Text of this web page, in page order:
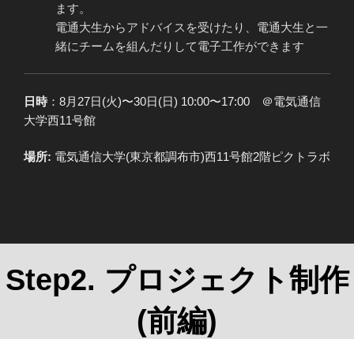
ます。
電通大生からアドバイスを受けたり、電通大生と一
緒にチームを組んだりして電子工作ができます
日時：8月27日(火)〜30日(日) 10:00〜17:00 ＠電気通信
大学西11号館
場所: 電気通信大学(東京都調布市)西11号館2階ピクトラボ
Step2. プロジェクト制作
(前編)